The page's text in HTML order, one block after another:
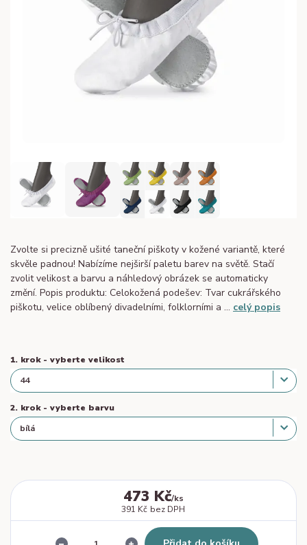
Zvolte si precizně ušité taneční piškoty v kožené variantě, které
skvěle padnou! Nabízíme nejširší paletu barev na světě. Stačí
zvolit velikost a barvu a náhledový obrázek se automaticky
změní. Popis produktu: Celokožená podešev: Tvar cukrářského
piškotu, velice oblíbený divadelními, folklorními a ... celý popis
1. krok - vyberte velikost
2. krok - vyberte barvu
473 Kč/ks
391 Kč bez DPH